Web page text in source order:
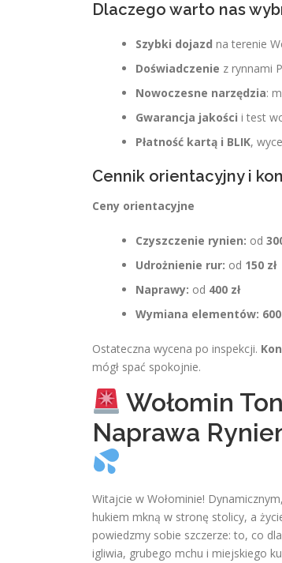
Dlaczego warto nas
Szybki dojazd na terenie
Doświadczenie z rynnami
Nowoczesne narzędzia:
Gwarancja jakości i test
Płatność kartą i BLIK,
Cennik orientacyjny i
Ceny orientacyjne
Czyszczenie rynien: od
Udrożnienie rur: od 150 zł
Naprawy: od 400 zł
Wymiana elementów:
Ostateczna wycena po inspekcji.
mógł spać spokojnie.
Wołomin
Naprawa
Witajcie w Wołominie!
hukiem mkną w stronę stolicy, a
powiedzmy sobie szczerze: to, co
igliwia, grubego mchu i miejskiego